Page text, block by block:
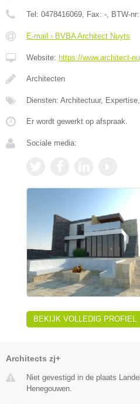
Tel: 0478416069 , Fax: - , BTW-nr:
E-mail › BVBA Architect Nuyts
Website: https://www.architect-
Architecten
Diensten: Architectuur,
Er wordt gewerkt op afspraak.
Sociale media:
BEKIJK VOLLEDIG PROFIEL
Architects zj+
Niet gevestigd in de plaats
Henegouwen.